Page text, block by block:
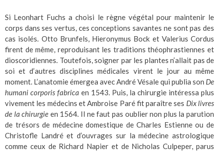
Si Leonhart Fuchs a choisi le règne végétal pour maintenir le
corps dans ses vertus, ces conceptions savantes ne sont pas des
cas isolés. Otto Brunfels, Hieronymus Bock et Valerius Cordus
firent de même, reproduisant les traditions théophrastiennes et
dioscoridiennes. Toutefois, soigner par les plantes n’allait pas de
soi et d’autres disciplines médicales virent le jour au même
moment. L’anatomie émergea avec André Vésale qui publia son De
humani corporis fabrica en 1543. Puis, la chirurgie intéressa plus
vivement les médecins et Ambroise Paré fit paraître ses Dix livres
de la chirurgie en 1564. Il ne faut pas oublier non plus la parution
de trésors de médecine domestique de Charles Estienne ou de
Christofle Landré et d’ouvrages sur la médecine astrologique
comme ceux de Richard Napier et de Nicholas Culpeper, parus